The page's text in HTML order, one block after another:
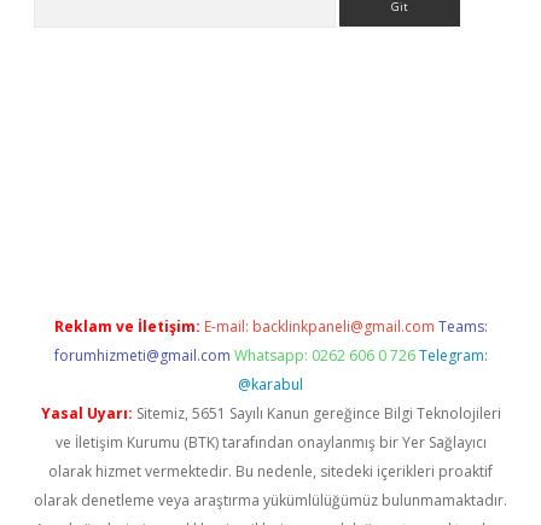
Reklam ve İletişim: E-mail: backlinkpaneli@gmail.com Teams:
forumhizmeti@gmail.com Whatsapp: 0262 606 0 726 Telegram:
@karabul
Yasal Uyarı: Sitemiz, 5651 Sayılı Kanun gereğince Bilgi Teknolojileri
ve İletişim Kurumu (BTK) tarafından onaylanmış bir Yer Sağlayıcı
olarak hizmet vermektedir. Bu nedenle, sitedeki içerikleri proaktif
olarak denetleme veya araştırma yükümlülüğümüz bulunmamaktadır.